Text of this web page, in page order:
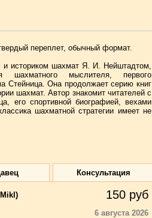
переплет, обычный формат.
и историком шахмат Я. И. Нейштадтом,
шахматного мыслителя, первого
Стейница. Она продолжает серию книг
шахмат. Автор знакомит читателей с
его спортивной биографией, вехами
шахматной стратегии имеет не
Консультация
150 руб
6 августа 2026